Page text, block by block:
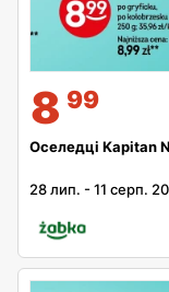
8 99
Оселедці Kapitan
28 лип. -11 серп.